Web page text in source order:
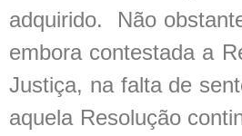
adquirido. Não
embora contestada a
Justiça, na falta de
aquela Resolução